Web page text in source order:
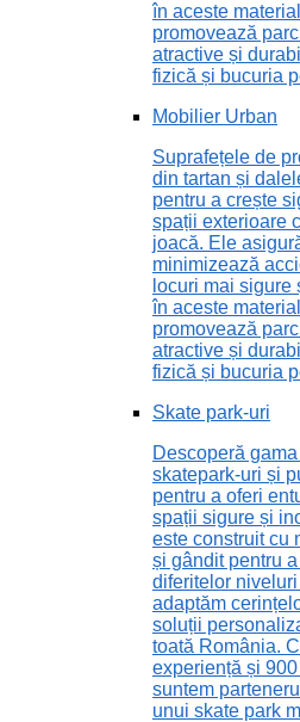
în aceste
promovează
atractive și
fizică și bucuria
Mobilier Urban
Suprafețele de
din tartan și
pentru a crește
spații exterioare
joacă. Ele
minimizează
locuri mai sigure
în aceste
promovează
atractive și
fizică și bucuria
Skate park-uri
Descoperă
skatepark-uri și
pentru a oferi
spații sigure și
este construit cu
și gândit pentru
diferitelor
adaptăm
soluții
toată România.
experiență și
suntem
unui skate park